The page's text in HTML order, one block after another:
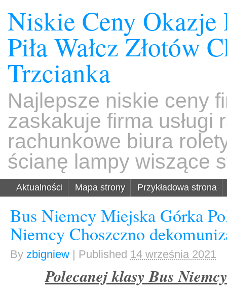
Niskie Ceny
Piła Wałcz Złotów
Trzcianka
Najlepsze niskie ceny
zaskakuje firma usługi
rachunkowe biura
ścianę lampy wiszące
Aktualności Mapa strony Przykładowa strona
Bus Niemcy Miejska Górka
Niemcy Choszczno
By zbigniew | Published 14 września 2021
Polecanej klasy Bus